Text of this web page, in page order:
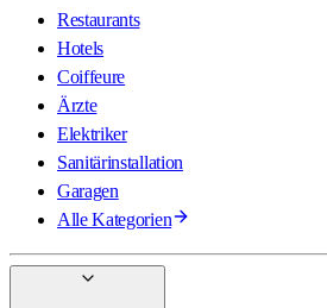
Restaurants
Hotels
Coiffeure
Ärzte
Elektriker
Sanitärinstallation
Garagen
Alle Kategorien